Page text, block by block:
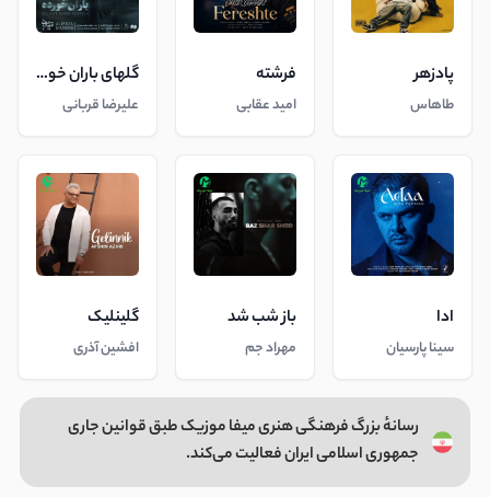
پادزهر
طاهاس
فرشته
امید عقابی
گلهای باران خورده
علیرضا قربانی
ادا
سینا پارسیان
باز شب شد
مهراد جم
گلینلیک
افشین آذری
رسانهٔ بزرگ فرهنگی هنری میفا موزیک طبق قوانین جاری
جمهوری اسلامی ایران فعالیت می‌کند.